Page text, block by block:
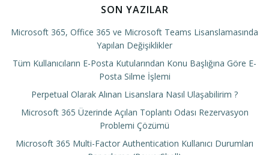
SON YAZILAR
Microsoft 365, Office 365 ve Microsoft Teams Lisanslamasında
Yapılan Değişiklikler
Tüm Kullanıcıların E-Posta Kutularından Konu Başlığına Göre E-
Posta Silme İşlemi
Perpetual Olarak Alınan Lisanslara Nasıl Ulaşabilirim ?
Microsoft 365 Üzerinde Açılan Toplantı Odası Rezervasyon
Problemi Çözümü
Microsoft 365 Multi-Factor Authentication Kullanıcı Durumları